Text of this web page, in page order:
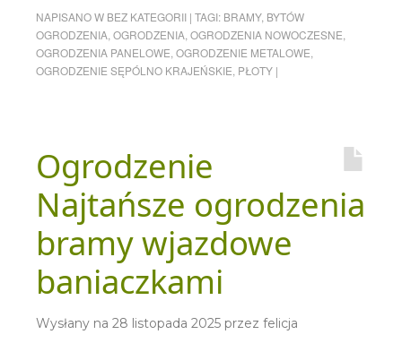
NAPISANO W BEZ KATEGORII | TAGI: BRAMY, BYTÓW
OGRODZENIA OGRODZENIA OGRODZENIA NOWOCZESNE
OGRODZENIA PANELOWE OGRODZENIE METALOWE
OGRODZENIE SĘPÓLNO KRAJEŃSKIE PŁOTY |
Ogrodzenie
Najtańsze ogrodzenia
bramy wjazdowe
baniaczkami
Wysłany na 28 listopada 2025 przez felicja